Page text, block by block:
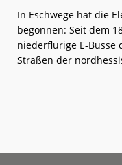
In Eschwege hat die
begonnen: Seit dem
niederflurige E-Busse
Straßen der